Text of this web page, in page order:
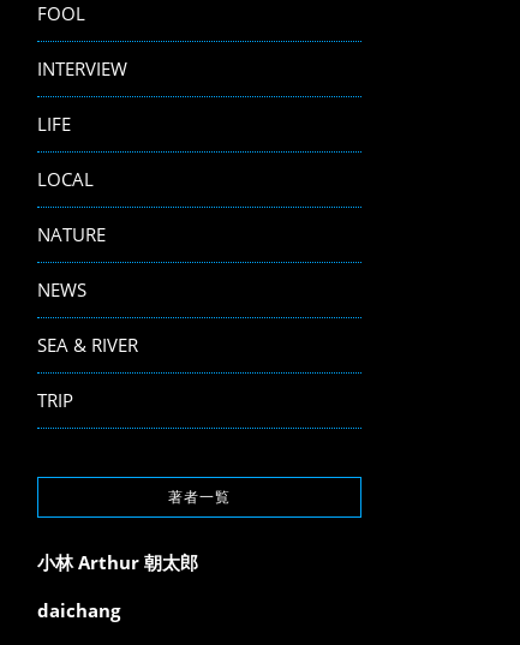
FOOL
INTERVIEW
LIFE
LOCAL
NATURE
NEWS
SEA & RIVER
TRIP
著者一覧
小林 Arthur 朝太郎
daichang